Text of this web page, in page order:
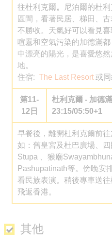
往杜利克爾。
尼泊爾的杜
區間，看著民居、梯田、
不勝收。天氣好可以看見
喧囂和空氣污染的加德滿
中漂亮的陽光，是喜愛悠
地。
住宿: The Last Resort 或同
第11-
12日
杜利克爾 - 加德
23:15/05:50+1
早餐後，離開杜利克爾前
如：舊皇宮及杜巴廣場、
Stupa 、猴廟
Pashupatinath等。傍晚安
看民族表演。稍後專車送
飛返香港。
其他